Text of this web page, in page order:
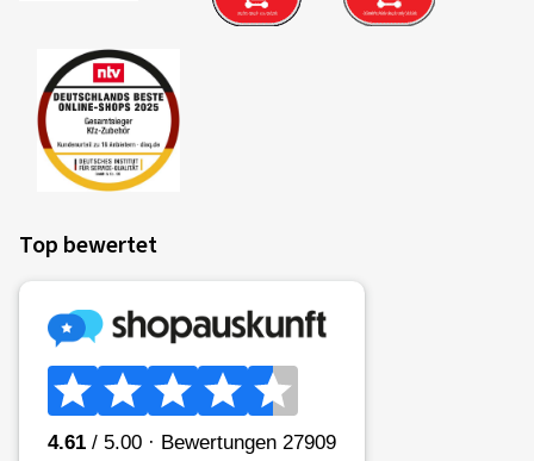
Top bewertet